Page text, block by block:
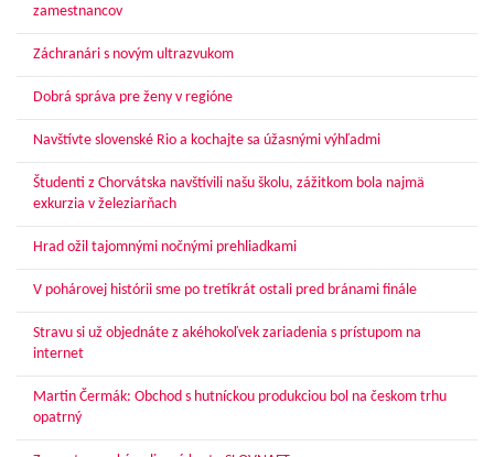
zamestnancov
Záchranári s novým ultrazvukom
Dobrá správa pre ženy v regióne
Navštívte slovenské Rio a kochajte sa úžasnými výhľadmi
Študenti z Chorvátska navštívili našu školu, zážitkom bola najmä
exkurzia v železiarňach
Hrad ožil tajomnými nočnými prehliadkami
V pohárovej histórii sme po tretíkrát ostali pred bránami finále
Stravu si už objednáte z akéhokoľvek zariadenia s prístupom na
internet
Martin Čermák: Obchod s hutníckou produkciou bol na českom trhu
opatrný